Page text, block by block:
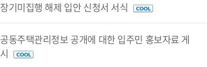
장기미집행 해제 입안 신청서 서식
공동주택관리정보 공개에 대한 입주민 홍보자료 게
시